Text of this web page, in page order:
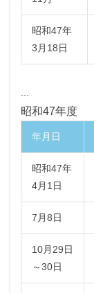
昭和47年
3月18日
昭和47年度
年月日
昭和47年
4月1日
7月8日
10月29日
～30日